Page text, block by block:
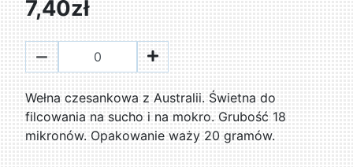
7,40zł
Wełna czesankowa z Australii. Świetna do
filcowania na sucho i na mokro. Grubość 18
mikronów. Opakowanie waży 20 gramów.